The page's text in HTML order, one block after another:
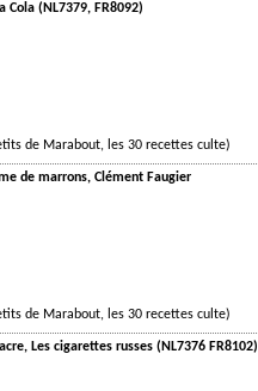
(NL7379, FR8092)
de Marabout, les 30 recettes culte)
de marrons, Clément Faugier
de Marabout, les 30 recettes culte)
Les cigarettes russes (NL7376 FR8102)